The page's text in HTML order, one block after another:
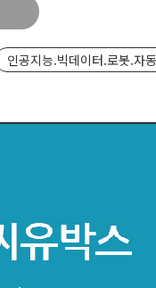
인공지능.빅데이터.로봇.자